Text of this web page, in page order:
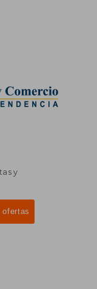
y